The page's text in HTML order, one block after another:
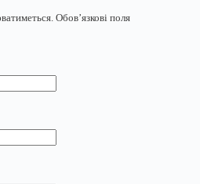
Обов’язкові поля